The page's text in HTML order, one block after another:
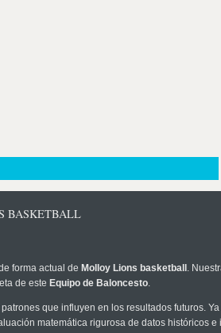
BASKETBALL
forma actual de Molloy Lions basketball .
de este Equipo de Baloncesto.
que influyen en los resultados futuros.
matemática rigurosa de datos históricos